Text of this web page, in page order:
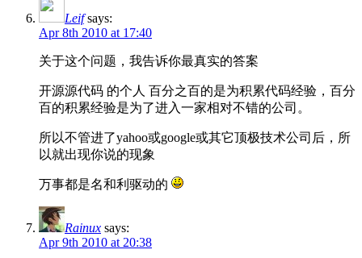
Leif says:
Apr 8th 2010 at 17:40
关于这个问题，我告诉你最真实的答案
开源源代码 的个人 百分之百的是为积累代码经验，百分
百的积累经验是为了进入一家相对不错的公司。
所以不管进了yahoo或google或其它顶极技术公司后，所
以就出现你说的现象
万事都是名和利驱动的
Rainux says:
Apr 9th 2010 at 20:38